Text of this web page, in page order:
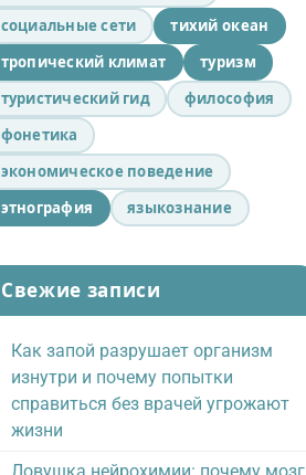
социальные сети
тихий океан
тропический климат
туризм
туристический гид
философия
фонетика
экономическое поведение
этнография
языкознание
Свежие записи
Как запой разрушает организм
изнутри и почему попытки
справиться без врачей угрожают
жизни